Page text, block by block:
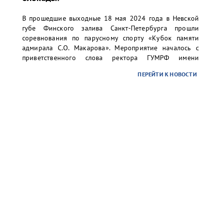
В прошедшие выходные 18 мая 2024 года в Невской
губе Финского залива Санкт-Петербурга прошли
соревнования по парусному спорту «Кубок памяти
адмирала С.О. Макарова». Мероприятие началось с
приветственного слова ректора ГУМРФ имени
Олеговича. Торжественное открытие сопровождалось
ПЕРЕЙТИ К НОВОСТИ